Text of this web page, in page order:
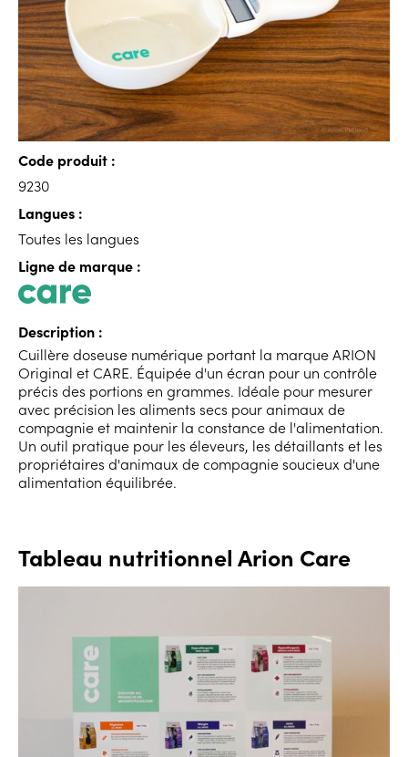
Code produit :
9230
Langues :
Toutes les langues
Ligne de marque :
Description :
Cuillère doseuse numérique portant la marque ARION
Original et CARE. Équipée d'un écran pour un contrôle
précis des portions en grammes. Idéale pour mesurer
avec précision les aliments secs pour animaux de
compagnie et maintenir la constance de l'alimentation.
Un outil pratique pour les éleveurs, les détaillants et les
propriétaires d'animaux de compagnie soucieux d'une
alimentation équilibrée.
Tableau nutritionnel Arion Care